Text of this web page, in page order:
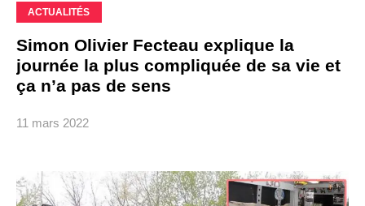
ACTUALITÉS
Simon Olivier Fecteau explique la
journée la plus compliquée de sa vie et
ça n’a pas de sens
11 mars 2022